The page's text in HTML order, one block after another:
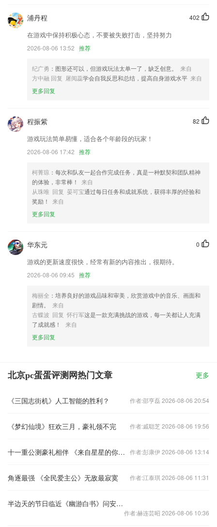
4.在加法、减法学习中,用形象的图形画册表示让宝宝从宝宝巴士最基本
的10以内的加减法入手,理解加法和减法的不同意思,为以后的学习打下基
础,培养儿童数学农场的学习兴趣
5.遇到相似的人和有趣的分享~ 精彩世界目不暇接！
北京pc蛋蛋评测网更新了什么?
【考核】更新涉旅企业诚信评价进展情况数据展示方式
增加java内容
优化设备巡查ui页面
全国旅游一卡通上线
联系我们
以上就是北京pc蛋蛋评测网的介绍，如果您喜欢这款软件，您可以到应
用商店进行打分评论，说出您的使用经历，以帮助我们更好的对产品进行
优化修改。
402
浦丹程
在游戏中保持积极心态，不要被失败打击，坚持努力
2026-08-06 13:52 推荐
纪广勇 ：图形还可以，但游戏玩法太单一了，缺乏创意。
来自
方中融 回复 屠阅蕊学会自我反思和总结，提高自身游戏水平 来自
更多回复
82
程振紫
游戏玩法简单易懂，适合各个年龄段的玩家！
2026-08-06 17:42 推荐
柯菁琼 ：每次和队友一起合作完成任务，真是一种默契和团队精神
的体验，非常棒！
来自
从珠唯 回复 晏可宝通过每日任务和成就系统，获得丰厚的经验和
奖励！
来自
更多回复
0
华东元
游戏的更新速度很快，经常有新的内容推出，很期待。
2026-08-06 09:45 推荐
梅丽全 ：培养良好的游戏品味和审美，欣赏游戏中的音乐、画面和
剧情。
来自
古蝶波 回复 怀行军这是一款充满挑战的游戏，每一关都让人充满
了成就感！
来自
更多回复
北京pc蛋蛋评测网热门文章 更多
《三国志街机》人工智能的胜利？ 作者:邵亨磊 2026-08-06 20:54
《梦幻仙境》狂欢三月，豪礼领不完 作者:戚聪芝 2026-08-06 19:56
十一重公测豪礼相伴 《来自星星的你》4月1日浪漫登场 作者:彭康伊 2026-08-06 13:14
角逐最强 《全民爱主公》无敌最寂寞 作者:江泰琪 2026-08-06 11:31
半边天的节日临近《幽游白书》问安豪礼！
作者:赫连芸昭 2026-08-06 10:36